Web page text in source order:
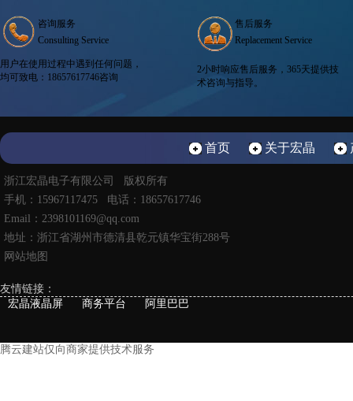
咨询服务
Consulting Service
用户在使用过程中遇到任何问题，
均可致电：18657617746咨询
售后服务
Replacement Service
2小时响应售后服务，365天提供技
术咨询与指导。
首页 关于宏晶
浙江宏晶电子有限公司 版权所有
手机：15967117475 电话：18657617746
Email：2398101169@qq.com
地址：浙江省湖州市德清县乾元镇华宝街288号
网站地图
友情链接：
宏晶液晶屏
商务平台 阿里巴巴
腾云建站仅向商家提供技术服务